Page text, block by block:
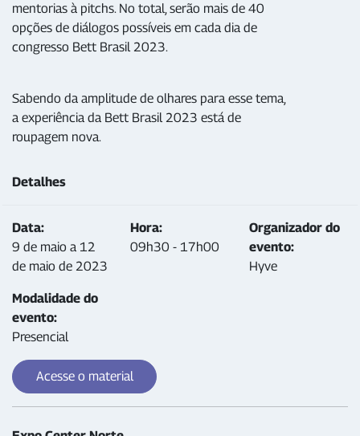
mentorias à pitchs. No total, serão mais de 40
opções de diálogos possíveis em cada dia de
congresso Bett Brasil 2023.
Sabendo da amplitude de olhares para esse tema,
a experiência da Bett Brasil 2023 está de
roupagem nova.
Detalhes
Data:
9 de maio a 12
de maio de 2023
Hora:
09h30 - 17h00
Organizador do
evento:
Hyve
Modalidade do
evento:
Presencial
Acesse o material